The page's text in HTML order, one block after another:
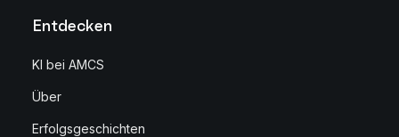
Entdecken
KI bei AMCS
Über
Erfolgsgeschichten